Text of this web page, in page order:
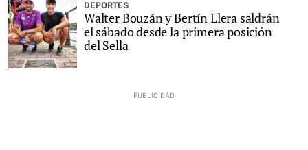
DEPORTES
Walter Bouzán y Bertín Llera saldrán
el sábado desde la primera posición
del Sella